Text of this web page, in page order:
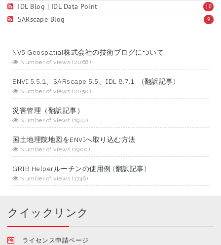
10
IDL Blog | IDL Data Point
9
SARscape Blog
NV5 Geospatial株式会社の技術ブログについて
Number of views (2068)
ENVI 5.5.1、SARscape 5.5、IDL 8.7.1 (翻訳記事)
Number of views (2050)
災害管理（翻訳記事）
Number of views (1944)
国土地理院地図をENVIへ取り込む方法
Number of views (1900)
GRIB Helperルーチンの使用例 (翻訳記事)
Number of views (1746)
クイックリンク
ライセンス申請ページ